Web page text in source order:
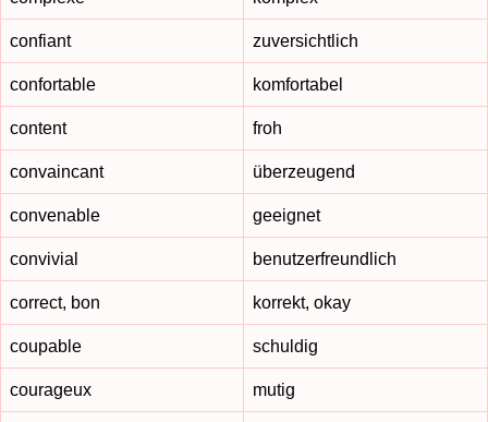
confiant zuversichtlich
confortable komfortabel
content froh
convaincant überzeugend
convenable geeignet
convivial benutzerfreundlich
correct, bon korrekt, okay
coupable schuldig
courageux mutig